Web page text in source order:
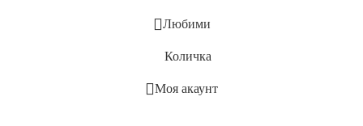
Любими
Количка
Моя акаунт